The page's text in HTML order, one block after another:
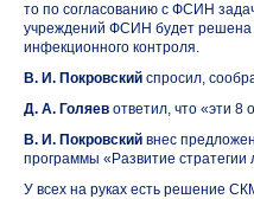
то по согласованию с ФСИН
учреждений ФСИН будет решена
инфекционного контроля.
В. И. Покровский спросил,
Д. А. Голяев ответил, что «эти
В. И. Покровский внес
программы «Развитие стратегии
У всех на руках есть решение